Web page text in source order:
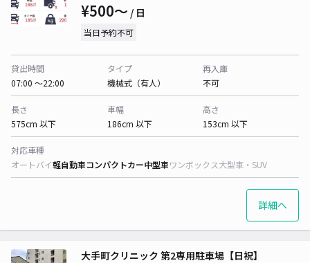
¥500〜 / 日
当日予約不可
貸出時間
07:00 〜22:00
タイプ
機械式（有人）
再入庫
不可
長さ
575cm 以下
車幅
186cm 以下
高さ
153cm 以下
対応車種
オートバイ軽自動車コンパクトカー中型車ワンボックス大型車・SUV
詳細へ
大手町クリニック 第2専用駐車場【日祝】